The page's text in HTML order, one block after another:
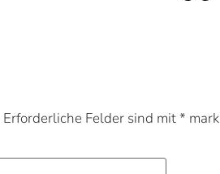
Erforderliche Felder sind mit*